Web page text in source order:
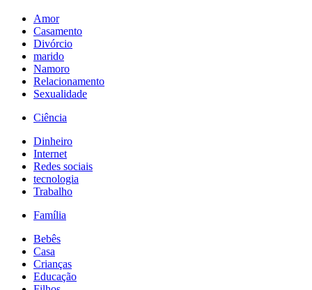
Amor
Casamento
Divórcio
marido
Namoro
Relacionamento
Sexualidade
Ciência
Dinheiro
Internet
Redes sociais
tecnologia
Trabalho
Família
Bebês
Casa
Crianças
Educação